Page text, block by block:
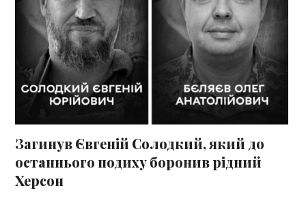
Загинув Євгеній Солодкий, який до
останнього подиху боронив рідний
Херсон